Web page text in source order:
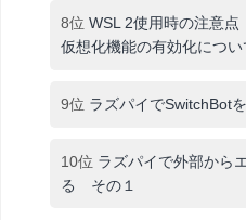
8位 WSL 2使用時の注意点
仮想化機能の有効化につい
9位 ラズパイでSwitchBot
10位 ラズパイで外部から
る その１